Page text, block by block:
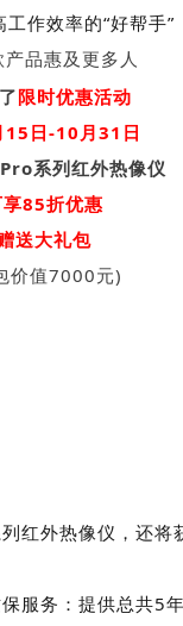
作效率的“好帮手”
品惠及更多人
限时优惠活动
日-10月31日
系列红外热像仪
85折优惠
送大礼包
价值7000元)
红外热像仪，还将
服务：提供总共5年